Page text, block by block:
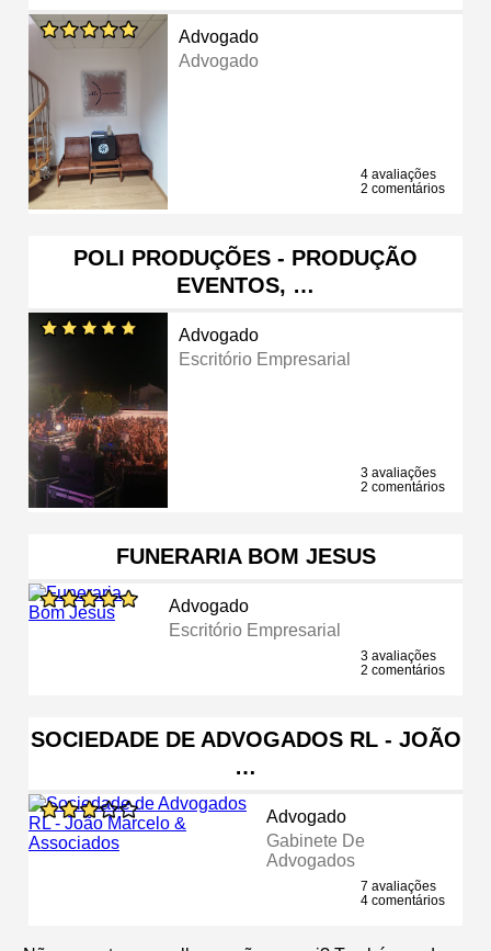
Advogado
Advogado
4 avaliações
2 comentários
POLI PRODUÇÕES - PRODUÇÃO
EVENTOS, …
Advogado
Escritório Empresarial
3 avaliações
2 comentários
FUNERARIA BOM JESUS
Advogado
Escritório Empresarial
3 avaliações
2 comentários
SOCIEDADE DE ADVOGADOS RL - JOÃO
…
Advogado
Gabinete De
Advogados
7 avaliações
4 comentários